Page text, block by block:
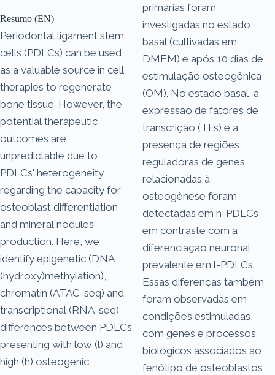
Resumo (EN)
Periodontal ligament stem
cells (PDLCs) can be used
as a valuable source in cell
therapies to regenerate
bone tissue. However, the
potential therapeutic
outcomes are
unpredictable due to
PDLCs' heterogeneity
regarding the capacity for
osteoblast differentiation
and mineral nodules
production. Here, we
identify epigenetic (DNA
(hydroxy)methylation),
chromatin (ATAC-seq) and
transcriptional (RNA-seq)
differences between PDLCs
presenting with low (l) and
high (h) osteogenic
primárias foram
investigadas no estado
basal (cultivadas em
DMEM) e após 10 dias de
estimulação osteogênica
(OM). No estado basal, a
expressão de fatores de
transcrição (TFs) e a
presença de regiões
reguladoras de genes
relacionadas à
osteogênese foram
detectadas em h-PDLCs
em contraste com a
diferenciação neuronal
prevalente em l-PDLCs.
Essas diferenças também
foram observadas em
condições estimuladas,
com genes e processos
biológicos associados ao
fenótipo de osteoblastos